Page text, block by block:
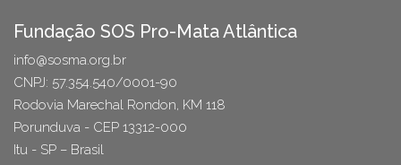
Fundação SOS Pro-Mata Atlântica
info@sosma.org.br
CNPJ: 57.354.540/0001-90
Rodovia Marechal Rondon, KM 118
Porunduva - CEP 13312-000
Itu - SP – Brasil